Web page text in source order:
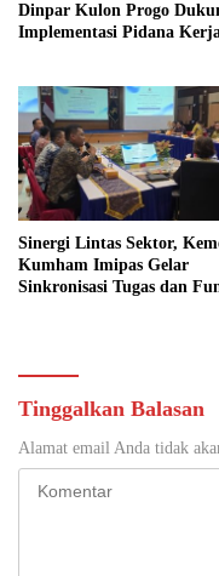
Dinpar Kulon Progo
Implementasi Pidana
Sinergi Lintas Sektor,
Kumham Imipas Gelar
Sinkronisasi Tugas dan
Tinggalkan Balasan
Alamat email Anda tidak